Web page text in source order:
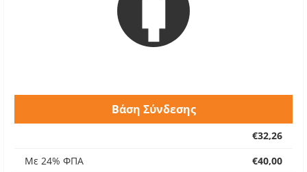
Βάση Σύνδεσης
€32,26
Με 24% ΦΠΑ
€40,00